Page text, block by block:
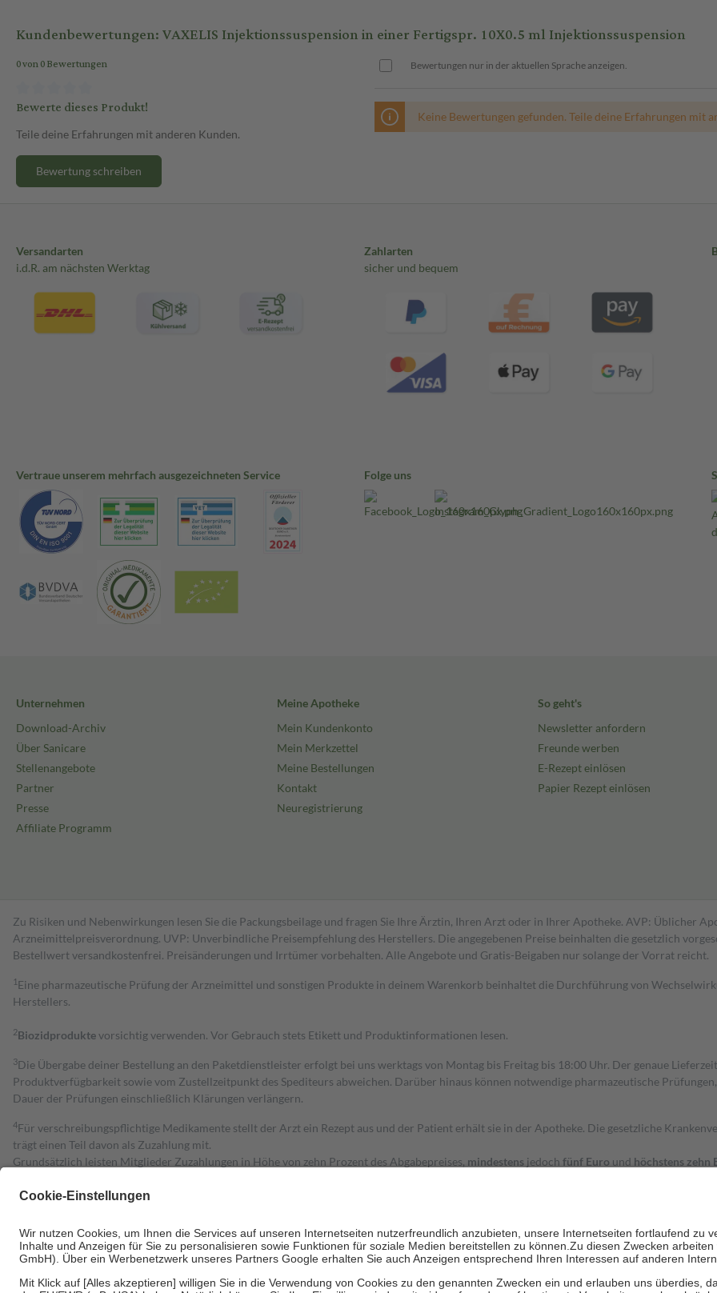
Kundenbewertungen: VAXELIS Injektionssuspension in einer Fertigspr. 10X0.5 ml Injektionssuspension
0 von 0 Bewertungen
Bewerte dieses Produkt!
Teile deine Erfahrungen mit anderen Kunden.
Bewertung schreiben
Bewertungen nur in der aktuellen Sprache anzeigen.
Keine Bewertungen gefunden. Teile deine Erfahrungen mit
Versandarten
i.d.R. am nächsten Werktag
Zahlarten
sicher und bequem
Vertraue unserem mehrfach ausgezeichneten Service Folge uns
Unternehmen
Download-Archiv
Über Sanicare
Stellenangebote
Partner
Presse
Affiliate Programm
Meine Apotheke
Mein Kundenkonto
Mein Merkzettel
Meine Bestellungen
Kontakt
Neuregistrierung
So geht's
Newsletter anfordern
Freunde werben
E-Rezept einlösen
Papier Rezept einlösen
Zu Risiken und Nebenwirkungen lesen Sie die Packungsbeilage und fragen Sie Ihre Ärztin, Ihren Arzt oder in Ihrer Apotheke. AVP: Üblicher
Arzneimittelpreisverordnung. UVP: Unverbindliche Preisempfehlung des Herstellers. Die angegebenen Preise beinhalten die gesetzlich
Bestell­wert versand­kosten­frei. Preisänderungen und Irrtümer vorbehalten. Alle Angebote und Gratis-Beigaben nur solange der Vorrat reicht.
1 Eine pharmazeutische Prüfung der Arzneimittel und sonstigen Produkte in deinem Warenkorb beinhaltet die Durchführung von
Herstellers.
2Biozidproduktevorsichtig verwenden. Vor Gebrauch stets Etikett und Produktinformationen lesen.
3Die Übergabe deiner Bestellung an den Paketdienstleister erfolgt bei uns werktags von Montag bis Freitag bis 18:00 Uhr. Der genaue
Produktverfügbarkeit sowie vom Zustellzeitpunkt des Spediteurs abweichen. Darüber hinaus können notwendige pharmazeutische
Dauer der Prüfungen einschließlich Klärungen verlängern.
4Für verschreibungspflichtige Medikamente stellt der Arzt ein Rezept aus und der Patient erhält sie in der Apotheke. Die gesetzliche
trägt einen Teil davon als Zuzahlung mit.
Grundsätzlich leisten Mitglieder Zuzahlungen in Höhe von zehn Prozent des Abgabepreises, mindestens jedoch fünf Euro und höchstens zehn
Diese Regeln gelten grundsätzlich auch für Online-Apotheken.
Um das Engagement der Versicherten für ihre eigene Gesundheit zu stärken und die besondere Stellung der Familie zu unterstützen, fallen
• Kindern und Jugendlichen bis zum vollendeten 18. Lebensjahr mit Ausnahme der Fahrkosten
• Untersuchungen zur Vorsorge und Früherkennung, die von der GKV getragen werden
• empfohlenen Schutzimpfungen